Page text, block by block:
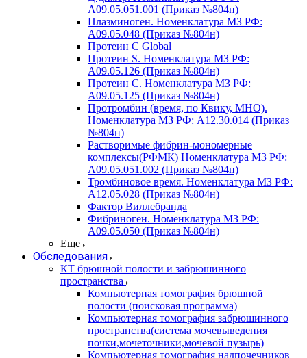
A09.05.051.001 (Приказ №804н)
Плазминоген. Номенклатура МЗ РФ:
A09.05.048 (Приказ №804н)
Протеин C Global
Протеин S. Номенклатура МЗ РФ:
A09.05.126 (Приказ №804н)
Протеин С. Номенклатура МЗ РФ:
A09.05.125 (Приказ №804н)
Протромбин (время, по Квику, МНО).
Номенклатура МЗ РФ: A12.30.014 (Приказ
№804н)
Растворимые фибрин-мономерные
комплексы(РФМК) Номенклатура МЗ РФ:
A09.05.051.002 (Приказ №804н)
Тромбиновое время. Номенклатура МЗ РФ:
A12.05.028 (Приказ №804н)
Фактор Виллебранда
Фибриноген. Номенклатура МЗ РФ:
A09.05.050 (Приказ №804н)
Еще
Обследования
КТ брюшной полости и забрюшинного
пространства
Компьютерная томография брюшной
полости (поисковая программа)
Компьютерная томография забрюшинного
пространства(система мочевыведения
почки,мочеточники,мочевой пузырь)
Компьютерная томография надпочечников